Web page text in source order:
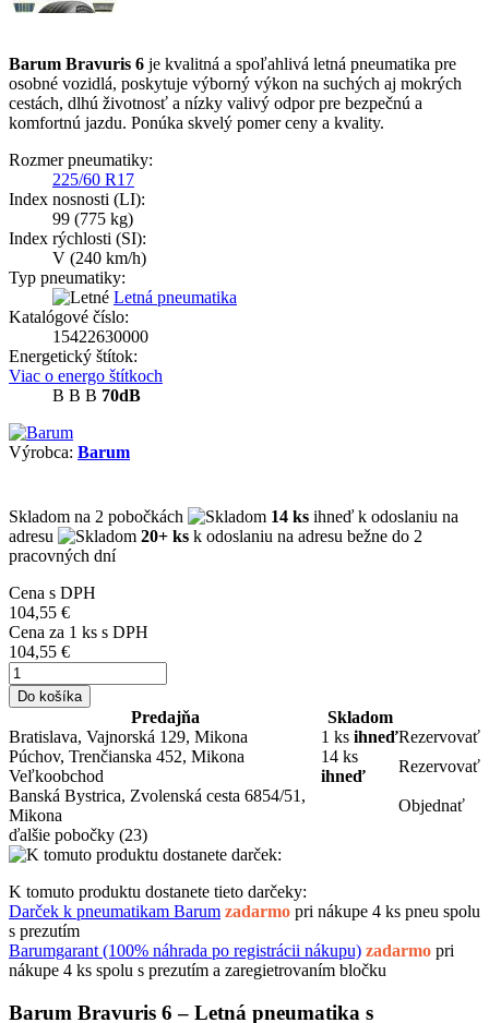
Barum Bravuris 6 je kvalitná a spoľahlivá letná pneumatika pre
osobné vozidlá, poskytuje výborný výkon na suchých aj mokrých
cestách, dlhú životnosť a nízky valivý odpor pre bezpečnú a
komfortnú jazdu. Ponúka skvelý pomer ceny a kvality.
Rozmer pneumatiky:
225/60 R17
Index nosnosti (LI):
99 (775 kg)
Index rýchlosti (SI):
V (240 km/h)
Typ pneumatiky:
Letná pneumatika
Katalógové číslo:
15422630000
Energetický štítok:
Viac o energo štítkoch
B B B 70dB
Výrobca: Barum
Skladom na 2 pobočkách 14 ks ihneď k odoslaniu na
adresu
20+ ks k odoslaniu na adresu bežne do 2
pracovných dní
Cena s DPH
104,55 €
Cena za 1 ks s DPH
104,55 €
Do košíka
Predajňa
Skladom
Bratislava, Vajnorská 129, Mikona
1 ks ihneďRezervovať
Púchov, Trenčianska 452, Mikona
Veľkoobchod
14 ks
ihneď
Rezervovať
Banská Bystrica, Zvolenská cesta 6854/51,
Mikona
Objednať
ďalšie pobočky (23)
K tomuto produktu dostanete tieto darčeky:
Darček k pneumatikam Barum zadarmo pri nákupe 4 ks pneu spolu
s prezutím
Barumgarant (100% náhrada po registrácii nákupu) zadarmo pri
nákupe 4 ks spolu s prezutím a zaregietrovaním bločku
Barum Bravuris 6 – Letná pneumatika s